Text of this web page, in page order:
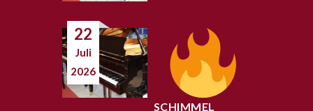
22
Juli
2026
SCHIMMEL